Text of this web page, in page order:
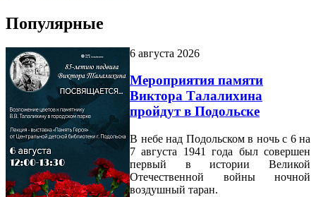
Популярные
6 августа 2026
Мероприятия памяти
Виктора Талалихина
пройдут в Подольске
В небе над Подольском в ночь с 6 на
7 августа 1941 года был совершен
первый в истории Великой
Отечественной войны ночной
воздушный таран.